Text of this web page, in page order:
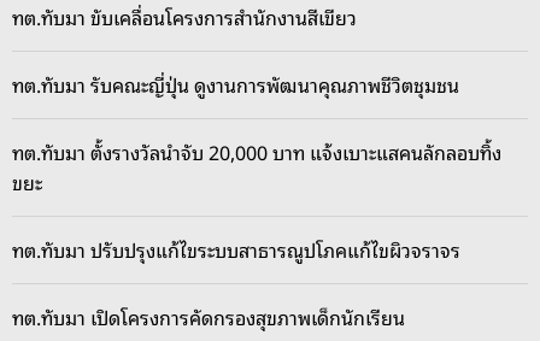
ทต.ทับมา ขับเคลื่อนโครงการสำนักงานสีเขียว
ทต.ทับมา รับคณะญี่ปุ่น ดูงานการพัฒนาคุณภาพชีวิตชุมชน
ทต.ทับมา ตั้งรางวัลนำจับ 20,000 บาท แจ้งเบาะแสคนลักลอบทิ้ง
ขยะ
ทต.ทับมา ปรับปรุงแก้ไขระบบสาธารณูปโภคแก้ไขผิวจราจร
ทต.ทับมา เปิดโครงการคัดกรองสุขภาพเด็กนักเรียน